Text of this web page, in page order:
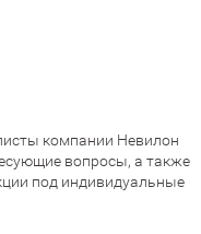
компании Невилон
вопросы, а также
под индивидуальные